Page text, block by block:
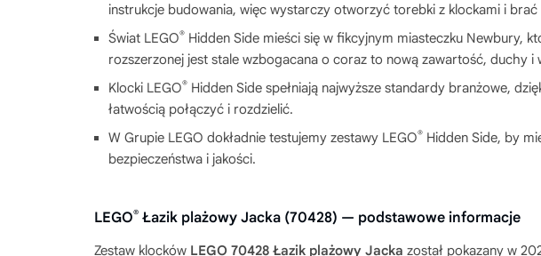
instrukcje budowania, więc wystarczy otworzyć torebki z klockami i brać
Świat LEGO® Hidden Side mieści się w fikcyjnym miasteczku Newbury,
rozszerzonej jest stale wzbogacana o coraz to nową zawartość, duchy i
Klocki LEGO® Hidden Side spełniają najwyższe standardy branżowe,
łatwością połączyć i rozdzielić.
W Grupie LEGO dokładnie testujemy zestawy LEGO® Hidden Side, by
bezpieczeństwa i jakości.
LEGO® Łazik plażowy Jacka (70428) — podstawowe informacje
Zestaw klocków LEGO 70428 Łazik plażowy Jacka został pokazany w